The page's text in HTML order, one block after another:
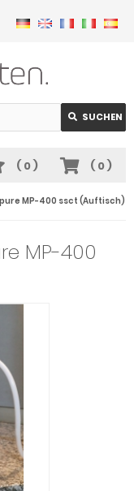
SUCHEN
( 0)
( 0)
MP-400 ssct (Auftisch)
MP-400